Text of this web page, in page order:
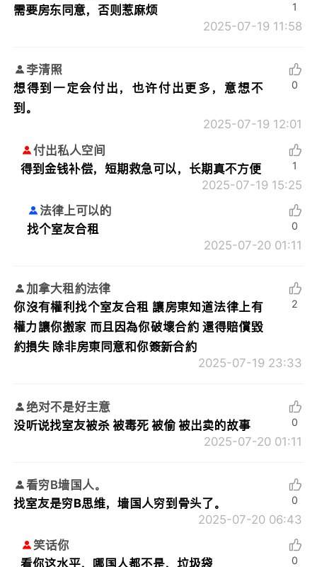
需要房东同意，否则惹麻烦
2025-07-19 11:58
1
李清照
想得到一定会付出，也许付出更多，意想不
到。
2025-07-19 12:01
0
付出私人空间
得到金钱补偿，短期救急可以，长期真不方便
2025-07-19 15:25
1
法律上可以的
找个室友合租
2025-07-20 01:11
0
加拿大租約法律
你沒有權利找个室友合租 讓房東知道法律上有
權力讓你搬家 而且因為你破壞合約 還得賠償毀
約損失 除非房東同意和你簽新合約
2025-07-19 23:33
2
绝对不是好主意
没听说找室友被杀 被毒死 被偷 被出卖的故事
2025-07-20 01:11
0
看穷B墙国人。
找室友是穷B思维，墙国人穷到骨头了。
2025-07-20 06:43
0
笑话你
看你这水平，哪国人都不是，垃圾袋
0